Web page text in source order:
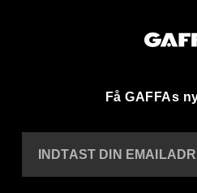
Få GAFFAs
INDTAST DIN